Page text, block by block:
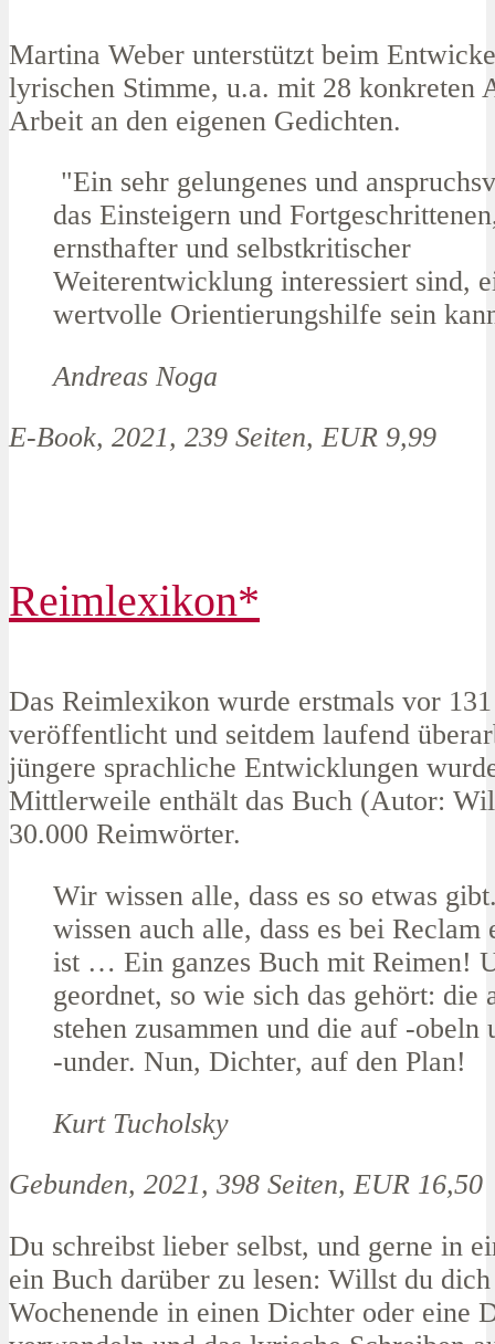
Martina Weber unterstützt beim
lyrischen Stimme, u.a. mit 28 konkreten
Arbeit an den eigenen Gedichten.
"Ein sehr gelungenes und
das Einsteigern und
ernsthafter und selbstkritischer
Weiterentwicklung interessiert sind,
wertvolle Orientierungshilfe sein
Andreas Noga
E-Book, 2021, 239 Seiten, EUR 9,99
Reimlexikon*
Das Reimlexikon wurde erstmals vor
veröffentlicht und seitdem laufend
jüngere sprachliche Entwicklungen
Mittlerweile enthält das Buch (Autor:
30.000 Reimwörter.
Wir wissen alle, dass es so etwas
wissen auch alle, dass es bei Reclam
ist … Ein ganzes Buch mit Reimen!
geordnet, so wie sich das gehört: die
stehen zusammen und die auf -obeln
-under. Nun, Dichter, auf den Plan!
Kurt Tucholsky
Gebunden, 2021, 398 Seiten, EUR 16,50
Du schreibst lieber selbst, und gerne in
ein Buch darüber zu lesen: Willst du
Wochenende in einen Dichter oder eine